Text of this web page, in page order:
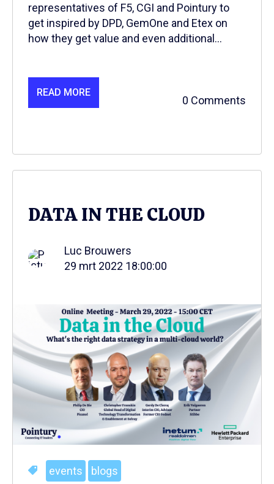
representatives of F5, CGI and Pointury to
get inspired by DPD, GemOne and Etex on
how they get value and even additional...
READ MORE
0 Comments
DATA IN THE CLOUD
Luc Brouwers
29 mrt 2022 18:00:00
events blogs